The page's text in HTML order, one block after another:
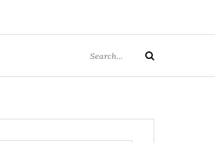
for:
Search